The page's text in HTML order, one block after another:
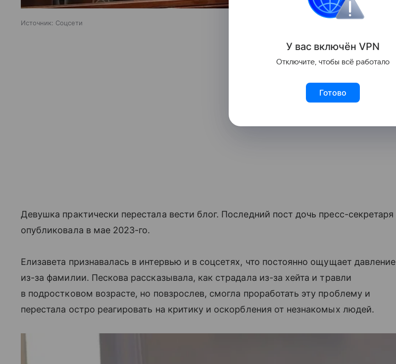
Источник: Соцсети
Девушка практически перестала вести блог. Последний пост дочь пресс-секретаря
опубликовала в мае 2023-го.
Елизавета признавалась в интервью и в соцсетях, что постоянно ощущает давление
из-за фамилии. Пескова рассказывала, как страдала из-за хейта и травли
в подростковом возрасте, но повзрослев, смогла проработать эту проблему и
перестала остро реагировать на критику и оскорбления от незнакомых людей.
У вас включён VPN
Отключите, чтобы всё работало
Готово